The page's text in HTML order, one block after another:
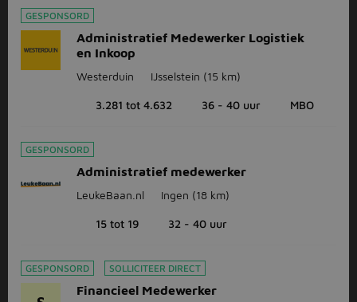
GESPONSORD
Administratief Medewerker Logistiek
en Inkoop
Westerduin IJsselstein (15 km)
3.281 tot 4.632 36 - 40 uur MBO
GESPONSORD
Administratief medewerker
LeukeBaan.nl Ingen (18 km)
15 tot 19 32 - 40 uur
GESPONSORD SOLLICITEER DIRECT
Financieel Medewerker